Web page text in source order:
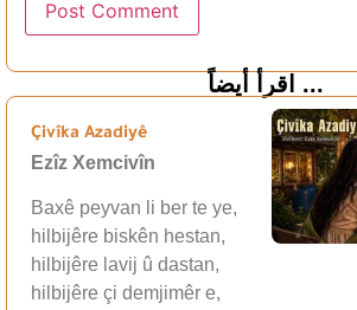
اقرأ أيضاً ...
Çivîka Azadiyê
Ezîz Xemcivîn
Baxê peyvan li ber te ye,
hilbijêre biskên hestan,
hilbijêre lavij û dastan,
hilbijêre çi demjimêr e,